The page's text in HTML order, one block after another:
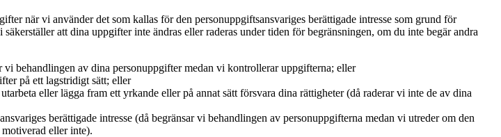
när vi använder det som kallas för den personuppgiftsansvariges berättigade intresse som grund för
att dina uppgifter inte ändras eller raderas under tiden för begränsningen, om du inte begär andra
behandlingen av dina personuppgifter medan vi kontrollerar uppgifterna; eller
på ett lagstridigt sätt; eller
eller lägga fram ett yrkande eller på annat sätt försvara dina rättigheter (då raderar vi inte de av dina
berättigade intresse (då begränsar vi behandlingen av personuppgifterna medan vi utreder om den
eller inte).